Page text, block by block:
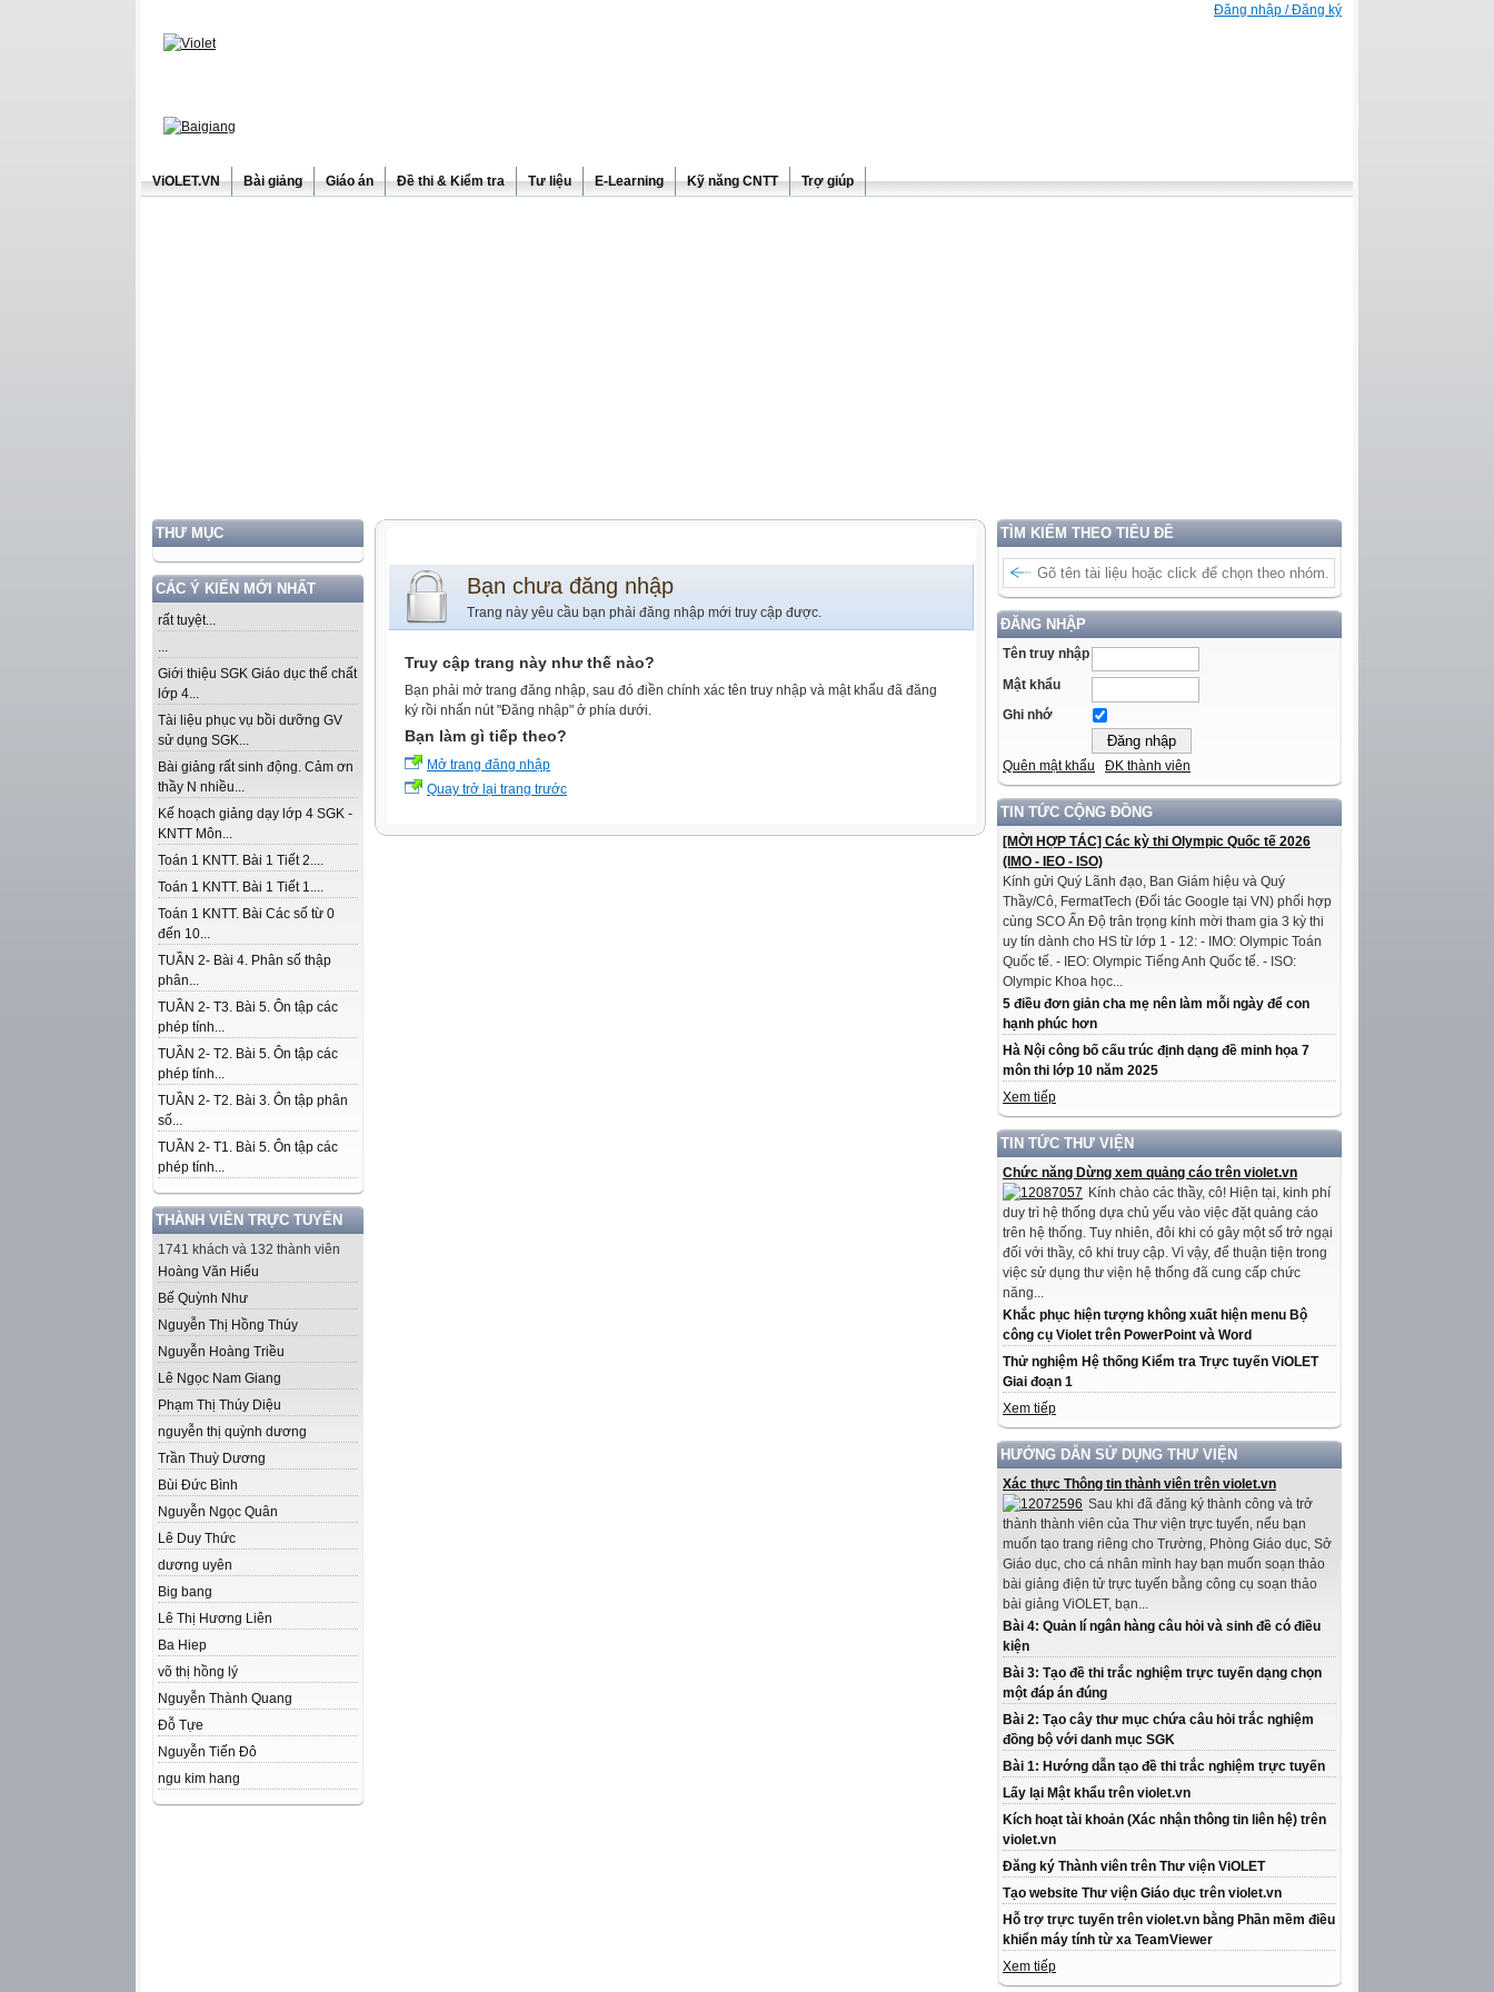
Đăng nhập / Đăng ký
ViOLET.VN Bài giảng Giáo án Đề thi & Kiểm tra Tư liệu E-Learning Kỹ năng CNTT Trợ giúp
THƯ MỤC
CÁC Ý KIẾN MỚI NHẤT
rất tuyệt...
...
Giới thiệu SGK Giáo dục thể chất
lớp 4...
Tài liệu phục vụ bồi dưỡng GV
sử dụng SGK...
Bài giảng rất sinh động. Cảm ơn
thầy N nhiều...
Kế hoạch giảng dạy lớp 4 SGK -
KNTT Môn...
Toán 1 KNTT. Bài 1 Tiết 2....
Toán 1 KNTT. Bài 1 Tiết 1....
Toán 1 KNTT. Bài Các số từ 0
đến 10...
TUẦN 2- Bài 4. Phân số thập
phân...
TUẦN 2- T3. Bài 5. Ôn tập các
phép tính...
TUẦN 2- T2. Bài 5. Ôn tập các
phép tính...
TUẦN 2- T2. Bài 3. Ôn tập phân
số...
TUẦN 2- T1. Bài 5. Ôn tập các
phép tính...
THÀNH VIÊN TRỰC TUYẾN
1741 khách và 132 thành viên
Hoàng Văn Hiếu
Bế Quỳnh Như
Nguyễn Thị Hồng Thúy
Nguyễn Hoàng Triều
Lê Ngọc Nam Giang
Phạm Thị Thúy Diệu
nguyễn thị quỳnh dương
Trần Thuỳ Dương
Bùi Đức Bình
Nguyễn Ngọc Quân
Lê Duy Thức
dương uyên
Big bang
Lê Thị Hương Liên
Ba Hiep
võ thị hồng lý
Nguyễn Thành Quang
Đỗ Tựe
Nguyễn Tiến Đô
ngu kim hang
TÌM KIẾM THEO TIÊU ĐỀ
ĐĂNG NHẬP
Tên truy nhập
Mật khẩu
Ghi nhớ
Quên mật khẩu ĐK thành viên
TIN TỨC CỘNG ĐỒNG
[MỜI HỢP TÁC] Các kỳ thi Olympic Quốc tế 2026
(IMO - IEO - ISO)
Kính gửi Quý Lãnh đạo, Ban Giám hiệu và Quý
Thầy/Cô, FermatTech (Đối tác Google tại VN) phối hợp
cùng SCO Ấn Độ trân trọng kính mời tham gia 3 kỳ thi
uy tín dành cho HS từ lớp 1 - 12: - IMO: Olympic Toán
Quốc tế. - IEO: Olympic Tiếng Anh Quốc tế. - ISO:
Olympic Khoa học...
5 điều đơn giản cha mẹ nên làm mỗi ngày để con
hạnh phúc hơn
Hà Nội công bố cấu trúc định dạng đề minh họa 7
môn thi lớp 10 năm 2025
Xem tiếp
TIN TỨC THƯ VIỆN
Chức năng Dừng xem quảng cáo trên violet.vn
Kính chào các thầy, cô! Hiện tại, kinh phí
duy trì hệ thống dựa chủ yếu vào việc đặt quảng cáo
trên hệ thống. Tuy nhiên, đôi khi có gây một số trở ngại
đối với thầy, cô khi truy cập. Vì vậy, để thuận tiện trong
việc sử dụng thư viện hệ thống đã cung cấp chức
năng...
Khắc phục hiện tượng không xuất hiện menu Bộ
công cụ Violet trên PowerPoint và Word
Thử nghiệm Hệ thống Kiểm tra Trực tuyến ViOLET
Giai đoạn 1
Xem tiếp
HƯỚNG DẪN SỬ DỤNG THƯ VIỆN
Xác thực Thông tin thành viên trên violet.vn
Sau khi đã đăng ký thành công và trở
thành thành viên của Thư viện trực tuyến, nếu bạn
muốn tạo trang riêng cho Trường, Phòng Giáo dục, Sở
Giáo dục, cho cá nhân mình hay bạn muốn soạn thảo
bài giảng điện tử trực tuyến bằng công cụ soạn thảo
bài giảng ViOLET, bạn...
Bài 4: Quản lí ngân hàng câu hỏi và sinh đề có điều
kiện
Bài 3: Tạo đề thi trắc nghiệm trực tuyến dạng chọn
một đáp án đúng
Bài 2: Tạo cây thư mục chứa câu hỏi trắc nghiệm
đồng bộ với danh mục SGK
Bài 1: Hướng dẫn tạo đề thi trắc nghiệm trực tuyến
Lấy lại Mật khẩu trên violet.vn
Kích hoạt tài khoản (Xác nhận thông tin liên hệ) trên
violet.vn
Đăng ký Thành viên trên Thư viện ViOLET
Tạo website Thư viện Giáo dục trên violet.vn
Hỗ trợ trực tuyến trên violet.vn bằng Phần mềm điều
khiển máy tính từ xa TeamViewer
Xem tiếp
Bạn chưa đăng nhập
Trang này yêu cầu bạn phải đăng nhập mới truy cập được.
Truy cập trang này như thế nào?
Bạn phải mở trang đăng nhập, sau đó điền chính xác tên truy nhập và mật khẩu đã đăng
ký rồi nhấn nút "Đăng nhập" ở phía dưới.
Bạn làm gì tiếp theo?
Mở trang đăng nhập
Quay trở lại trang trước